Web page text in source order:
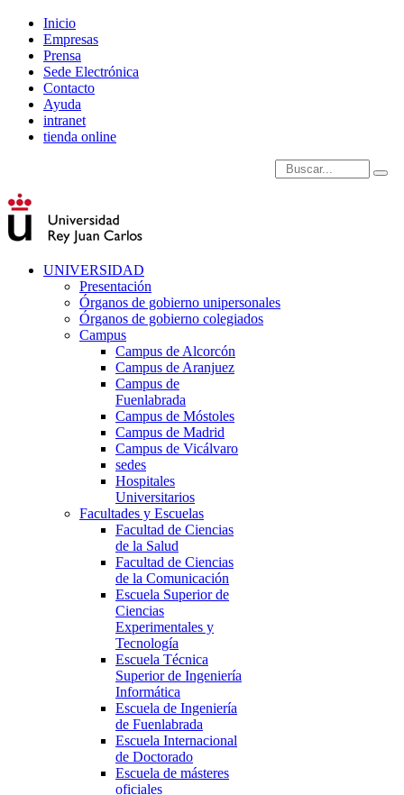
Inicio
Empresas
Prensa
Sede Electrónica
Contacto
Ayuda
intranet
tienda online
Introduce términos de
UNIVERSIDAD
Presentación
Órganos de gobierno unipersonales
Órganos de gobierno colegiados
Campus
Campus de Alcorcón
Campus de Aranjuez
Campus de
Fuenlabrada
Campus de Móstoles
Campus de Madrid
Campus de Vicálvaro
sedes
Hospitales
Universitarios
Facultades y Escuelas
Facultad de Ciencias
de la Salud
Facultad de Ciencias
de la Comunicación
Escuela Superior de
Ciencias
Experimentales y
Tecnología
Escuela Técnica
Superior de Ingeniería
Informática
Escuela de Ingeniería
de Fuenlabrada
Escuela Internacional
de Doctorado
Escuela de másteres
oficiales